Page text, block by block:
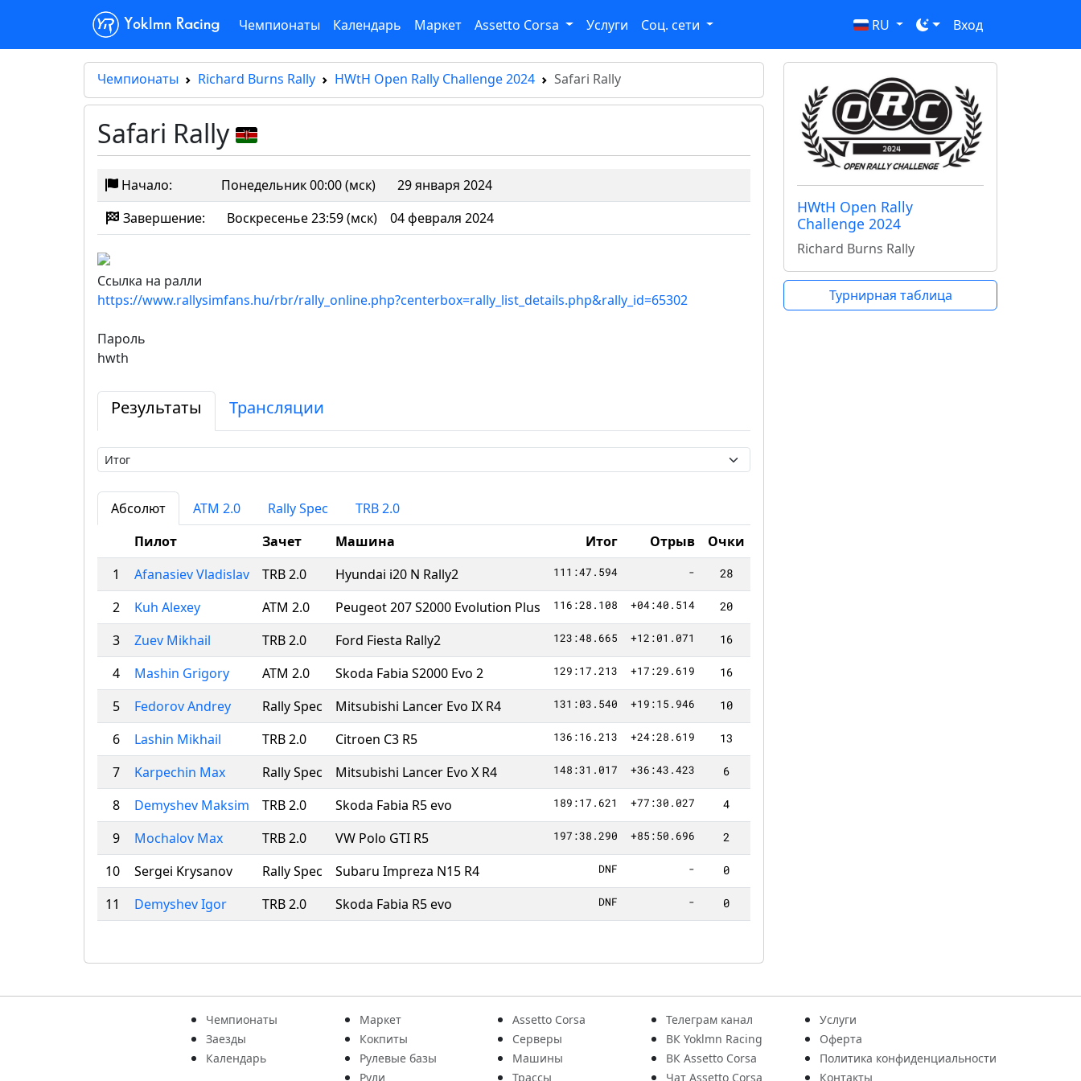
Yoklmn Racing Чемпионаты Календарь Маркет Assetto Corsa Услуги Соц. сети RU Вход
Чемпионаты Richard Burns Rally HWtH Open Rally Challenge 2024 Safari Rally
Safari Rally
Начало: Понедельник 00:00 (мск)
29 января 2024
Завершение:
Воскресенье 23:59 (мск) 04 февраля 2024
Ссылка на ралли
https://www.rallysimfans.hu/rbr/rally_online.php?centerbox=rally_list_details.php&rally_id=65302
Пароль
hwth
Результаты Трансляции
Абсолют ATM 2.0 Rally Spec
TRB 2.0
Пилот
Зачет Машина Итог Отрыв
Очки
1
Afanasiev Vladislav TRB 2.0 Hyundai i20 N Rally2 111:47.594 - 28
2 Kuh Alexey ATM 2.0 Peugeot 207 S2000 Evolution Plus 116:28.108 +04:40.514 20
3 Zuev Mikhail TRB 2.0 Ford Fiesta Rally2 123:48.665 +12:01.071 16
4 Mashin Grigory ATM 2.0 Skoda Fabia S2000 Evo 2 129:17.213 +17:29.619 16
5 Fedorov Andrey Rally Spec Mitsubishi Lancer Evo IX R4 131:03.540 +19:15.946 10
6 Lashin Mikhail TRB 2.0 Citroen C3 R5 136:16.213 +24:28.619 13
7 Karpechin Max Rally Spec Mitsubishi Lancer Evo X R4 148:31.017 +36:43.423 6
8 Demyshev Maksim TRB 2.0 Skoda Fabia R5 evo 189:17.621 +77:30.027 4
9 Mochalov Max TRB 2.0 VW Polo GTI R5 197:38.290 +85:50.696 2
10 Sergei Krysanov Rally Spec Subaru Impreza N15 R4 DNF - 0
11 Demyshev Igor TRB 2.0 Skoda Fabia R5 evo DNF - 0
HWtH Open Rally
Challenge 2024
Richard Burns Rally
Турнирная таблица
Чемпионаты
Заезды
Календарь
Маркет
Кокпиты
Рулевые базы
Рули
Assetto Corsa
Серверы
Машины
Трассы
Телеграм канал
ВК Yoklmn Racing
ВК Assetto Corsa
Чат Assetto Corsa
Услуги
Оферта
Политика конфиденциальности
Контакты